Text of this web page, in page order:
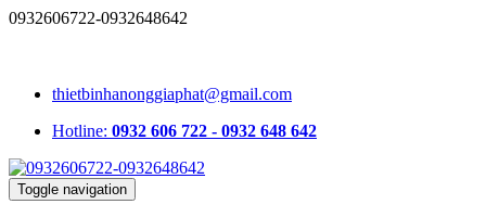
0932606722-0932648642
thietbinhanonggiaphat@gmail.com
Hotline: 0932 606 722 - 0932 648 642
Toggle navigation